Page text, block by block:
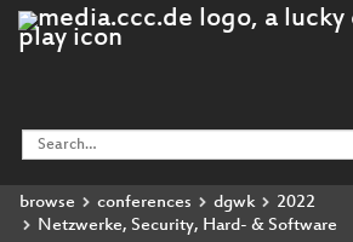
browse conferences dgwk
2022
Netzwerke, Security, Hard- & Software